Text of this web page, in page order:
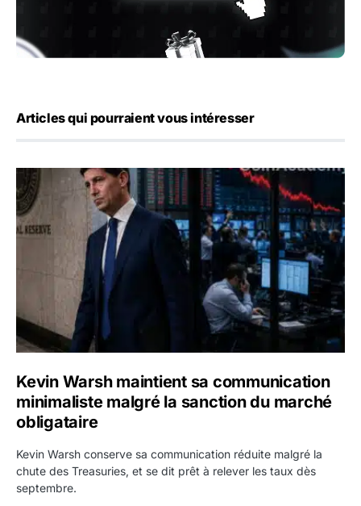
Articles qui pourraient vous intéresser
Kevin Warsh maintient sa communication minimaliste
Kevin Warsh maintient sa communication
minimaliste malgré la sanction du marché
obligataire
Kevin Warsh conserve sa communication réduite malgré la
chute des Treasuries, et se dit prêt à relever les taux dès
septembre.